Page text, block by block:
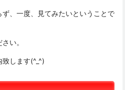
、一度、見てみたいということで
い。
します(^_^)